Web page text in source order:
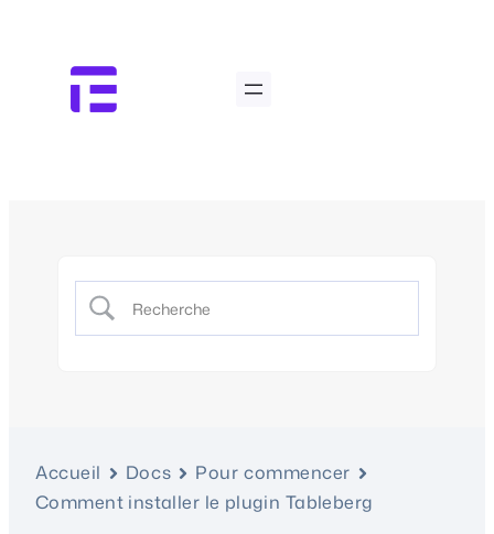
Accueil Docs
Pour commencer
Comment installer le plugin Tableberg